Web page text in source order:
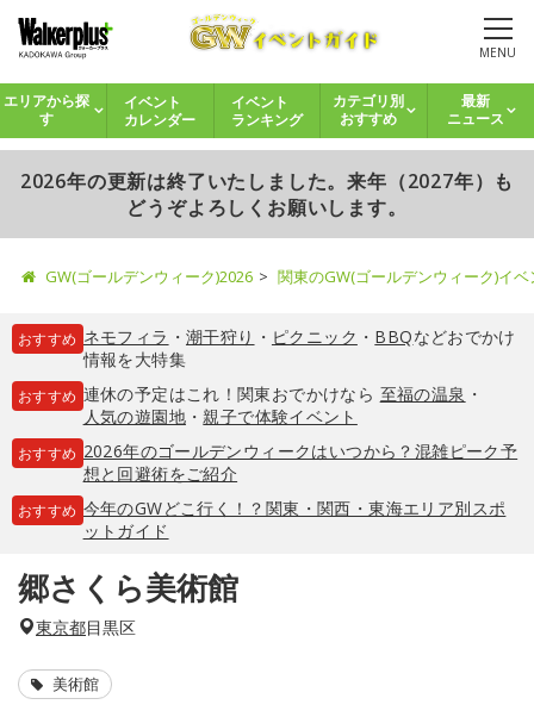
MENU
エリアから探
す
イベント
カレンダー
イベント
ランキング
カテゴリ別
おすすめ
最新
ニュース
2026年の更新は終了いたしました。来年（2027年）も
どうぞよろしくお願いします。
GW(ゴールデンウィーク)2026 関東のGW(ゴールデンウィーク)イ
おすすめ ネモフィラ ・ 潮干狩り ・ ピクニック ・ BBQなどおでかけ
情報を大特集
おすすめ 連休の予定はこれ！関東おでかけなら 至福の温泉 ・
人気の遊園地・親子で体験イベント
おすすめ 2026年のゴールデンウィークはいつから？混雑ピーク予
想と回避術をご紹介
おすすめ 今年のGWどこ行く！？関東・関西・東海エリア別スポ
ットガイド
郷さくら美術館
東京都目黒区
美術館